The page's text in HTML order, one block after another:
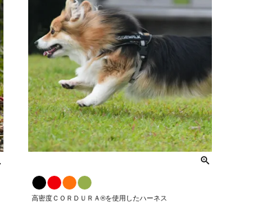
高密度ＣＯＲＤＵＲＡ®を使用したハーネス